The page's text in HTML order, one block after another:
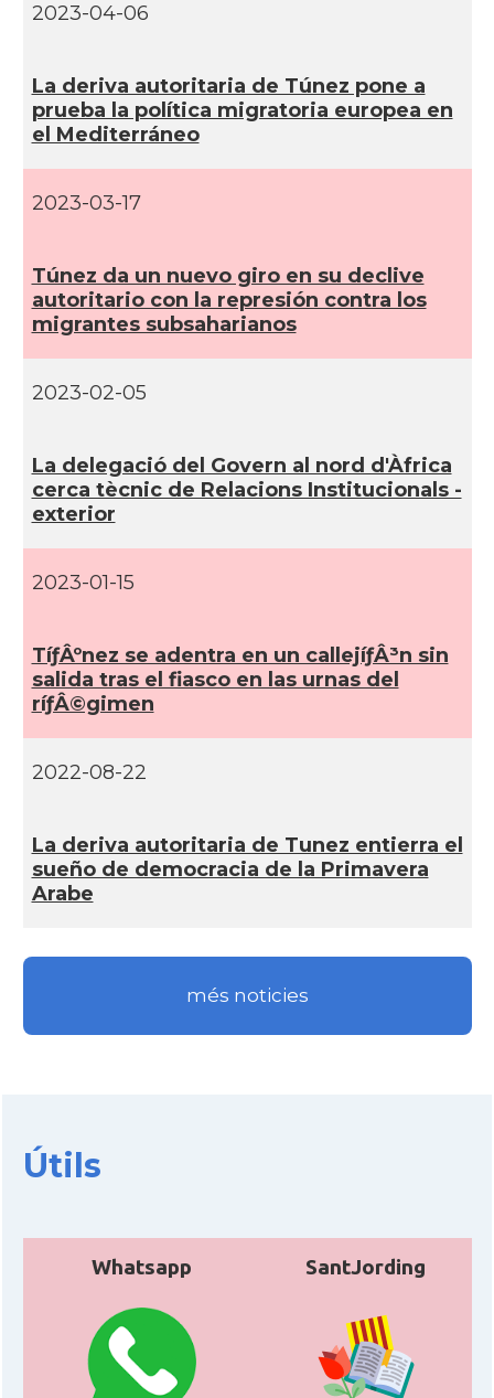
2023-04-06
La deriva autoritaria de Túnez pone a
prueba la polí­tica migratoria europea en
el Mediterráneo
2023-03-17
Túnez da un nuevo giro en su declive
autoritario con la represión contra los
migrantes subsaharianos
2023-02-05
La delegació del Govern al nord d'Àfrica
cerca tècnic de Relacions Institucionals -
exterior
2023-01-15
TíƒÂºnez se adentra en un callejíƒÂ³n sin
salida tras el fiasco en las urnas del
ríƒÂ©gimen
2022-08-22
La deriva autoritaria de Tunez entierra el
sueño de democracia de la Primavera
Arabe
més noticies
Útils
Whatsapp SantJording